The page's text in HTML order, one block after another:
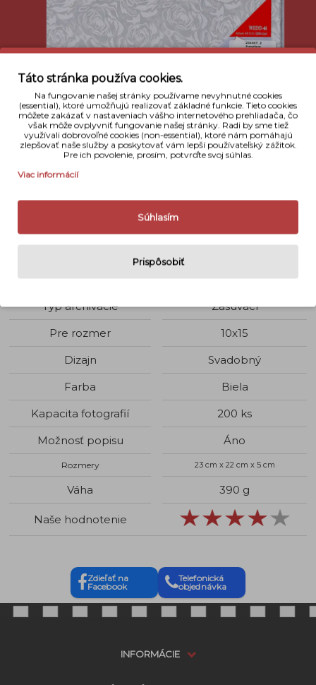
Gedeon wedd 10x15/200
Typ archivácie
Zasúvací
Pre rozmer
10x15
Dizajn
Svadobný
Farba
Biela
Kapacita fotografií
200 ks
Možnosť popisu
Áno
Rozmery 23 cm x 22 cm x 5 cm
Váha 390 g
Naše hodnotenie
Zdieľať na
Facebook
Telefonická
objednávka
INFORMÁCIE
Táto stránka používa cookies.
Na fungovanie našej stránky používame nevyhnutné cookies
(essential), ktoré umožňujú realizovať základné funkcie. Tieto cookies
môžete zakázať v nastaveniach vášho internetového prehliadača, čo
však môže ovplyvniť fungovanie našej stránky. Radi by sme tiež
využívali dobrovoľné cookies (non-essential), ktoré nám pomáhajú
zlepšovať naše služby a poskytovať vám lepší používateľský zážitok.
Pre ich povolenie, prosím, potvrďte svoj súhlas.
Viac informácií
Súhlasím
Prispôsobiť